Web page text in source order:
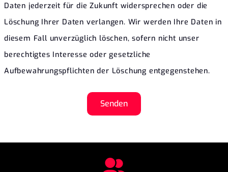
Daten jederzeit für die Zukunft widersprechen oder die
Löschung Ihrer Daten verlangen. Wir werden Ihre Daten in
diesem Fall unverzüglich löschen, sofern nicht unser
berechtigtes Interesse oder gesetzliche
Aufbewahrungspflichten der Löschung entgegenstehen.
Senden